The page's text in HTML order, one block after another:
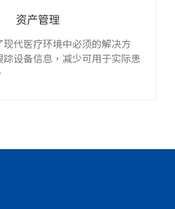
资产管理
现代医疗环境中必须的解决方
踪设备信息，减少可用于实际患